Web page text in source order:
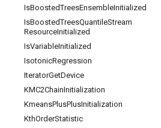
IsBoostedTreesEnsembleInitialized
IsBoostedTreesQuantileStream
ResourceInitialized
IsVariableInitialized
IsotonicRegression
IteratorGetDevice
KMC2ChainInitialization
KmeansPlusPlusInitialization
KthOrderStatistic